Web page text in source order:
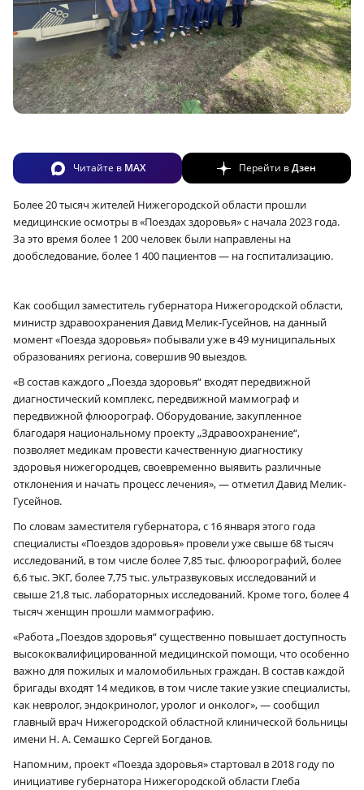
Читайте в MAX Перейти вДзен
Более 20 тысяч жителей Нижегородской области прошли
медицинские осмотры в «Поездах здоровья» с начала 2023 года.
За это время более 1 200 человек были направлены на
дообследование, более 1 400 пациентов — на госпитализацию.
Как сообщил заместитель губернатора Нижегородской области,
министр здравоохранения Давид Мелик-Гусейнов, на данный
момент «Поезда здоровья» побывали уже в 49 муниципальных
образованиях региона, совершив 90 выездов.
«В состав каждого „Поезда здоровья“ входят передвижной
диагностический комплекс, передвижной маммограф и
передвижной флюорограф. Оборудование, закупленное
благодаря национальному проекту „Здравоохранение“,
позволяет медикам провести качественную диагностику
здоровья нижегородцев, своевременно выявить различные
отклонения и начать процесс лечения», — отметил Давид Мелик-
Гусейнов.
По словам заместителя губернатора, с 16 января этого года
специалисты «Поездов здоровья» провели уже свыше 68 тысяч
исследований, в том числе более 7,85 тыс. флюорографий, более
6,6 тыс. ЭКГ, более 7,75 тыс. ультразвуковых исследований и
свыше 21,8 тыс. лабораторных исследований. Кроме того, более 4
тысяч женщин прошли маммографию.
«Работа „Поездов здоровья“ существенно повышает доступность
высококвалифицированной медицинской помощи, что особенно
важно для пожилых и маломобильных граждан. В состав каждой
бригады входят 14 медиков, в том числе такие узкие специалисты,
как невролог, эндокринолог, уролог и онколог», — сообщил
главный врач Нижегородской областной клинической больницы
имени Н. А. Семашко Сергей Богданов.
Напомним, проект «Поезда здоровья» стартовал в 2018 году по
инициативе губернатора Нижегородской области Глеба